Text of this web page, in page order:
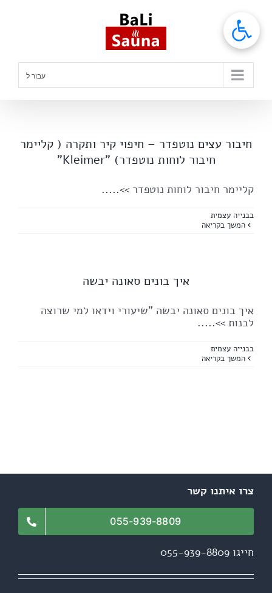
עבור ל
חיבור עצים נוטפדר – חיפוי קיר ותקרה ( קליימר
חיבור לוחות נוטפדר) "Kleimer"
קליימר חיבור לוחות נוטפדר >>.....
בבנייה עצמית
המשך בקריאה
איך בונים סאונה יבשה
איך בונים סאונה יבשה "שיעורי וידאו למי שרוצה
לבנות >>.....
בבנייה עצמית
המשך בקריאה
צרו איתנו קשר
055-939-8809
חייגו 055-939-8809